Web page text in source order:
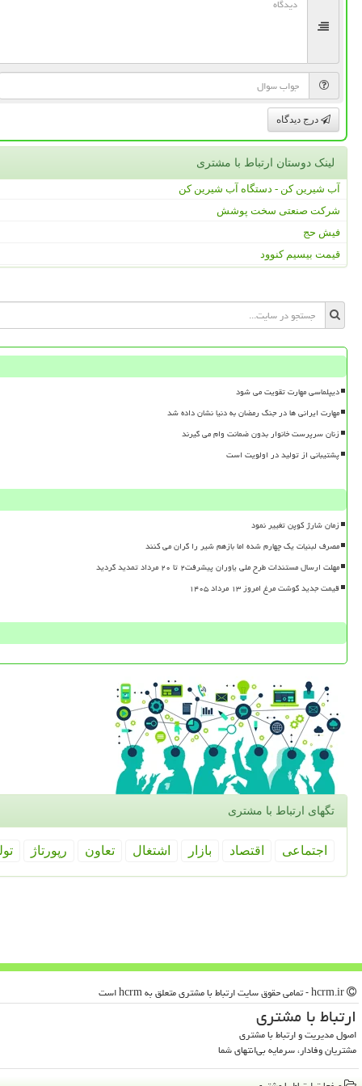
درج دیدگاه
لینک دوستان ارتباط با مشتری
آب شیرین کن - دستگاه آب شیرین کن
شرکت صنعتی سخت پوشش
فیش حج
قیمت بیسیم کنوود
دیپلماسی مهارت تقویت می شود
مهارت ایرانی ها در جنگ رمضان به دنیا نشان داده شد
زنان سرپرست خانوار بدون ضمانت وام می گیرند
پشتیبانی از تولید در اولویت است
زمان شارژ کوپن تغییر نمود
مصرف لبنیات یک چهارم شده اما بازهم شیر را گران می کنند
مهلت ارسال مستندات طرح ملی یاوران پیشرفت۲ تا ۲۰ مرداد تمدید گردید
قیمت جدید گوشت مرغ امروز ۱۳ مرداد ۱۴۰۵
تگهای ارتباط با مشتری
اجتماعی اقتصاد بازار اشتغال تعاون رپورتاژ
ارتباط با مشتری
اصول مدیریت و ارتباط با مشتری
مشتریان وفادار، سرمایه بی‌انتهای شما